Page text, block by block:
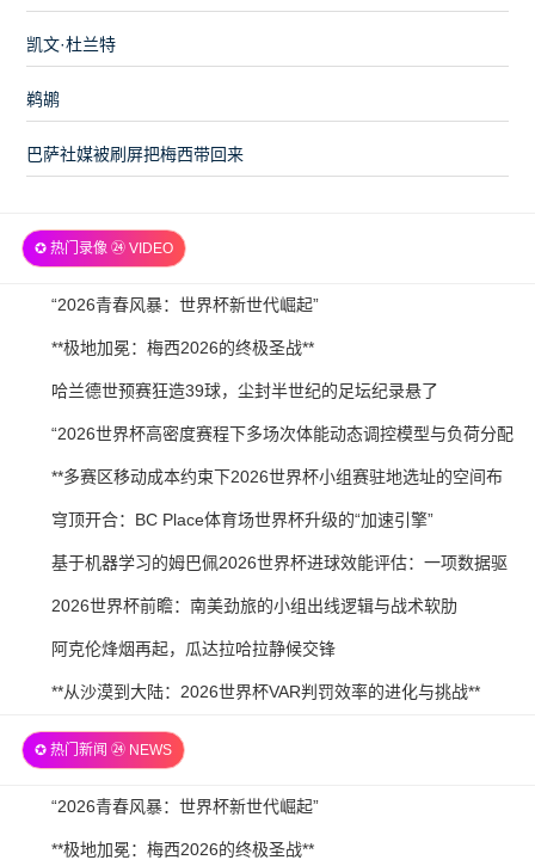
凯文·杜兰特
鹈鹕
巴萨社媒被刷屏把梅西带回来
✪ 热门录像 ㉔ VIDEO
2026-
“2026青春风暴：世界杯新世代崛起”
2026-
**极地加冕：梅西2026的终极圣战**
2026-
哈兰德世预赛狂造39球，尘封半世纪的足坛纪录悬了
2026-
“2026世界杯高密度赛程下多场次体能动态调控模型与负荷分配
策略研究”
2026-
**多赛区移动成本约束下2026世界杯小组赛驻地选址的空间布
局优化研究**
2026-
穹顶开合：BC Place体育场世界杯升级的“加速引擎”
2026-
基于机器学习的姆巴佩2026世界杯进球效能评估：一项数据驱
动预测
2026-
2026世界杯前瞻：南美劲旅的小组出线逻辑与战术软肋
2026-
阿克伦烽烟再起，瓜达拉哈拉静候交锋
2026-
18
**从沙漠到大陆：2026世界杯VAR判罚效率的进化与挑战**
✪ 热门新闻 ㉔ NEWS
2026-
“2026青春风暴：世界杯新世代崛起”
2026-
**极地加冕：梅西2026的终极圣战**